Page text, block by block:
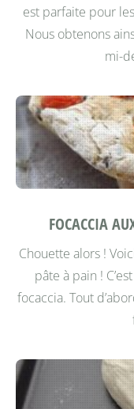
est parfaite pour
Nous obtenons
mi-
FOCACCIA
Chouette alors !
pâte à pain !
focaccia. Tout